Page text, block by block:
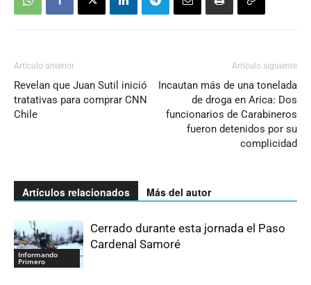
Artículo anterior
Revelan que Juan Sutil inició
tratativas para comprar CNN
Chile
Artículo siguiente
Incautan más de una tonelada
de droga en Arica: Dos
funcionarios de Carabineros
fueron detenidos por su
complicidad
Artículos relacionados Más del autor
Informando
Primero
Cerrado durante esta jornada el Paso
Cardenal Samoré